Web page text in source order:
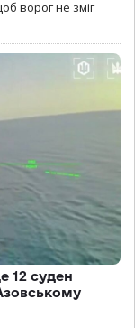
ворог не зміг
12 суден